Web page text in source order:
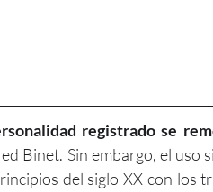
registrado se
Binet. Sin embargo, el uso
del siglo XX con los